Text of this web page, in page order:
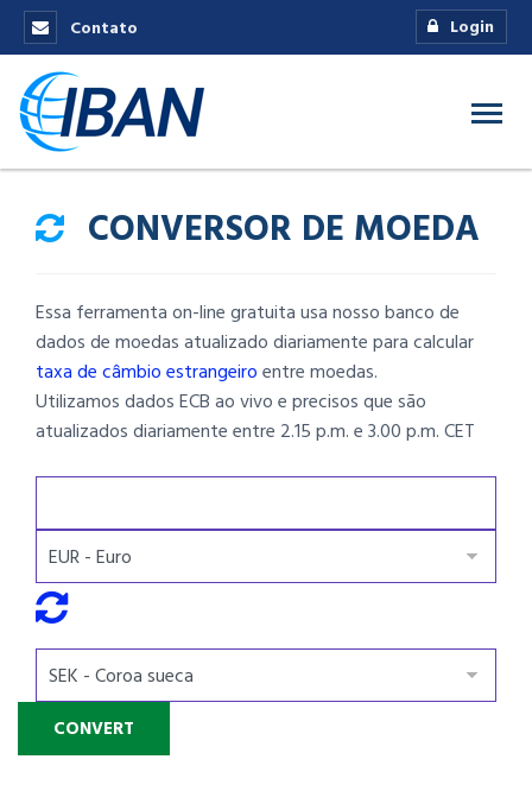
Contato Login
CONVERSOR DE MOEDA
Essa ferramenta on-line gratuita usa nosso banco de
dados de moedas atualizado diariamente para calcular
taxa de câmbio estrangeiroentre moedas.
Utilizamos dados ECB ao vivo e precisos que são
atualizados diariamente entre 2.15 p.m. e 3.00 p.m. CET